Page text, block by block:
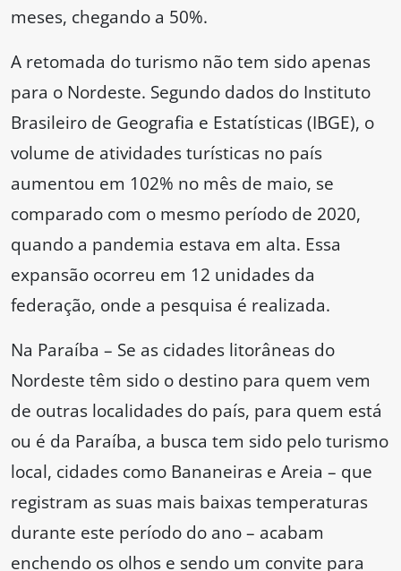
meses, chegando a 50%.
A retomada do turismo não tem sido apenas
para o Nordeste. Segundo dados do Instituto
Brasileiro de Geografia e Estatísticas (IBGE), o
volume de atividades turísticas no país
aumentou em 102% no mês de maio, se
comparado com o mesmo período de 2020,
quando a pandemia estava em alta. Essa
expansão ocorreu em 12 unidades da
federação, onde a pesquisa é realizada.
Na Paraíba – Se as cidades litorâneas do
Nordeste têm sido o destino para quem vem
de outras localidades do país, para quem está
ou é da Paraíba, a busca tem sido pelo turismo
local, cidades como Bananeiras e Areia – que
registram as suas mais baixas temperaturas
durante este período do ano – acabam
enchendo os olhos e sendo um convite para